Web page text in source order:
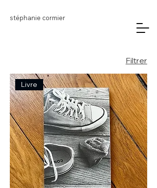
stéphanie cormier
Filtrer
Livre